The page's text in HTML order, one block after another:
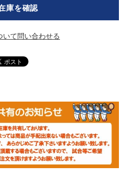
庫を確認
いて問い合わせる